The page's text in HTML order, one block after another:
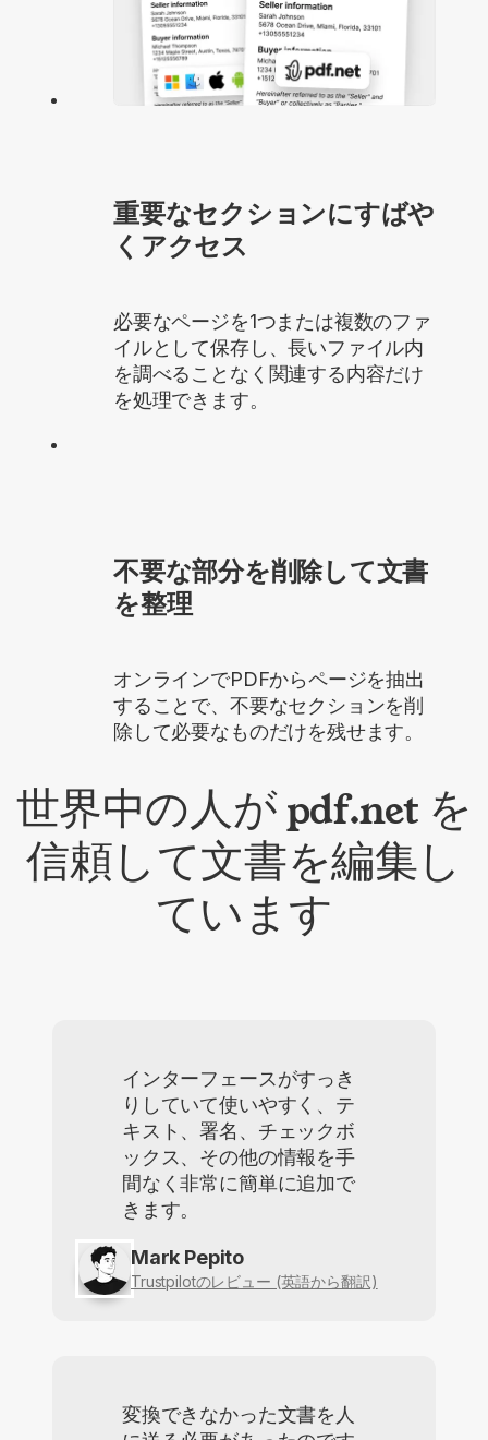
重要なセクションにすばや
くアクセス
必要なページを1つまたは複数のファ
イルとして保存し、長いファイル内
を調べることなく関連する内容だけ
を処理できます。
不要な部分を削除して文書
を整理
オンラインでPDFからページを抽出
することで、不要なセクションを削
除して必要なものだけを残せます。
世界中の人が pdf.net を
信頼して文書を編集し
ています
インターフェースがすっき
りしていて使いやすく、テ
キスト、署名、チェックボ
ックス、その他の情報を手
間なく非常に簡単に追加で
きます。
Mark Pepito
Trustpilotのレビュー (英語から翻訳)
変換できなかった文書を人